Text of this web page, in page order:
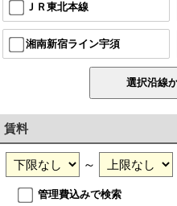
ＪＲ東北本線
湘南新宿ライン宇須
賃料
～
管理費込みで検索